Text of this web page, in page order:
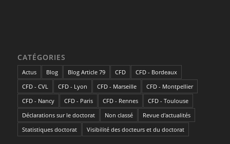
CATÉGORIES
Actus Blog Blog Article 79 CFD
CFD - Bordeaux
CFD - CVL
CFD - Lyon CFD - Marseille
CFD - Montpellier
CFD - Nancy
CFD - Paris CFD - Rennes
CFD - Toulouse
Déclarations sur le doctorat
Non classé
Revue d'actualités
Statistiques doctorat
Visibilité des docteurs et du doctorat